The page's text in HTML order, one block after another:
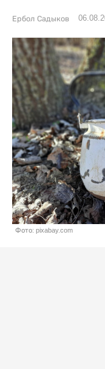
Ербол Садыков
Фото: pixabay.com